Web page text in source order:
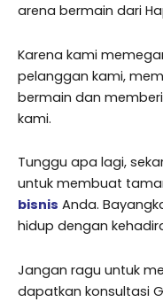
arena bermain dari
Karena kami
pelanggan kami,
bermain dan
kami.
Tunggu apa lagi,
untuk membuat
bisnis Anda.
hidup dengan
Jangan ragu untuk
dapatkan konsultasi